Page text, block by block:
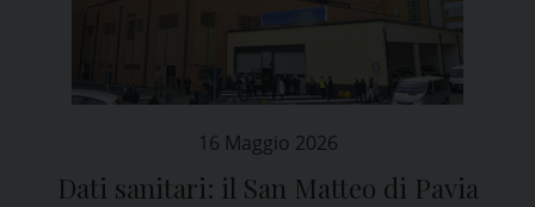
16 Maggio 2026
Dati sanitari: il San Matteo di Pavia